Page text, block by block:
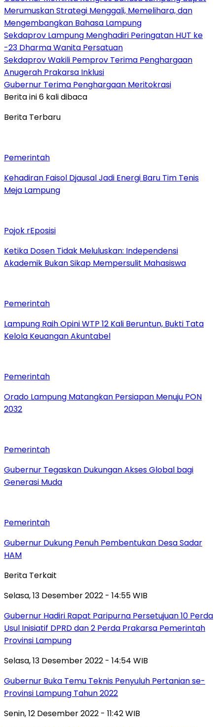
Merumuskan Strategi Menggali, Memelihara, dan
Mengembangkan Bahasa Lampung
Sekdaprov Lampung Menghadiri Peringatan HUT ke
-23 Dharma Wanita Persatuan
Sekdaprov Wakili Pemprov Terima Penghargaan
Anugerah Prakarsa Inklusi
Gubernur Terima Penghargaan Meritokrasi
Berita ini 6 kali dibaca
Berita Terbaru
Pemerintah
Kehadiran Faisol Djausal Jadi Energi Baru Tim Tenis
Meja Lampung
Pojok rEposisi
Ketika Dosen Tidak Meluluskan: Independensi
Akademik Bukan Sikap Mempersulit Mahasiswa
Pemerintah
Lampung Raih Opini WTP 12 Kali Beruntun, Bukti Tata
Kelola Keuangan Akuntabel
Pemerintah
Orado Lampung Matangkan Persiapan Menuju PON
2032
Pemerintah
Gubernur Tegaskan Dukungan Akses Global bagi
Generasi Muda
Pemerintah
Gubernur Dukung Penuh Pembentukan Desa Sadar
HAM
Berita Terkait
Selasa, 13 Desember 2022 - 14:55 WIB
Gubernur Hadiri Rapat Paripurna Persetujuan 10 Perda
Usul Inisiatif DPRD dan 2 Perda Prakarsa Pemerintah
Provinsi Lampung
Selasa, 13 Desember 2022 - 14:54 WIB
Gubernur Buka Temu Teknis Penyuluh Pertanian se-
Provinsi Lampung Tahun 2022
Senin, 12 Desember 2022 - 11:42 WIB